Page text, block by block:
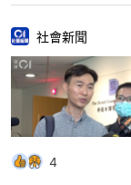
社會新聞
4